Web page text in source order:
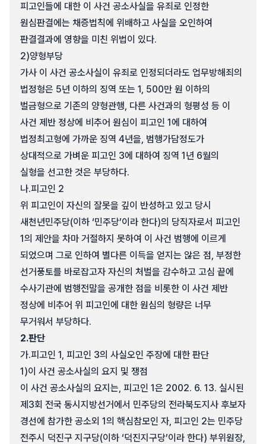
피고인들에 대한 이 사건 공소사실을 유죄로 인정한
원심판결에는 채증법칙에 위배하고 사실을 오인하여
판결결과에 영향을 미친 위법이 있다.
2)양형부당
가사 이 사건 공소사실이 유죄로 인정되더라도 업무방해죄의
법정형은 5년 이하의 징역 또는 1, 500만 원 이하의
벌금형으로 기존의 양형관행, 다른 사건과의 형평성 등 이
사건 제반 정상에 비추어 원심이 피고인 1에 대하여
법정최고형에 가까운 징역 4년을, 범행가담정도가
상대적으로 가벼운 피고인 3에 대하여 징역 1년 6월의
실형을 선고한 것은 부당하다.
나.피고인 2
위 피고인이 자신의 잘못을 깊이 반성하고 있고 당시
새천년민주당(이하 ‘민주당’이라 한다)의 당직자로서 피고인
1의 제안을 차마 거절하지 못하여 이 사건 범행에 이르게
되었으며 그로 인하여 별다른 이득을 얻지는 않은 점, 부정한
선거풍토를 바로잡고자 자신의 처벌을 감수하고 고심 끝에
수사기관에 범행전말을 공개한 점을 비롯한 이 사건 제반
정상에 비추어 위 피고인에 대한 원심의 형량은 너무
무거워서 부당하다.
2.판단
가.피고인 1, 피고인 3의 사실오인 주장에 대한 판단
1)이 사건 공소사실의 요지 및 쟁점
이 사건 공소사실의 요지는, 피고인 1은 2002. 6. 13. 실시된
제3회 전국 동시지방선거에서 민주당의 전라북도지사 후보자
경선에 참가한 공소외 1의 핵심참모인 자, 피고인 2는 민주당
전주시 덕진구 지구당(이하 ‘덕진지구당’이라 한다) 부위원장,